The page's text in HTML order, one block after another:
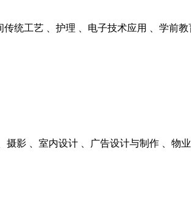
统工艺 、护理 、电子技术应用 、学前教
摄影 、室内设计 、广告设计与制作 、物